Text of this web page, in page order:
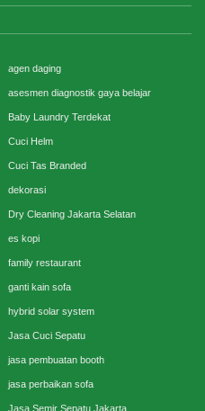
agen daging
asesmen diagnostik gaya belajar
Baby Laundry Terdekat
Cuci Helm
Cuci Tas Branded
dekorasi
Dry Cleaning Jakarta Selatan
es kopi
family restaurant
ganti kain sofa
hybrid solar system
Jasa Cuci Sepatu
jasa pembuatan booth
jasa perbaikan sofa
Jasa Semir Sepatu Jakarta